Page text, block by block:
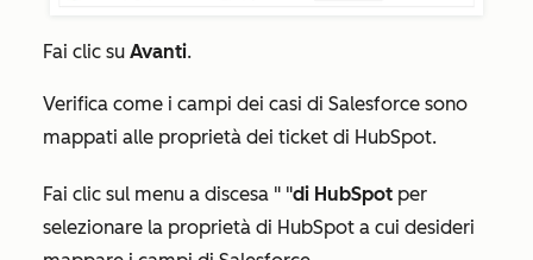
Fai clic su Avanti.
Verifica come i campi dei casi di Salesforce sono
mappati alle proprietà dei ticket di HubSpot.
Fai clic sul menu a discesa " "di HubSpot per
selezionare la proprietà di HubSpot a cui desideri